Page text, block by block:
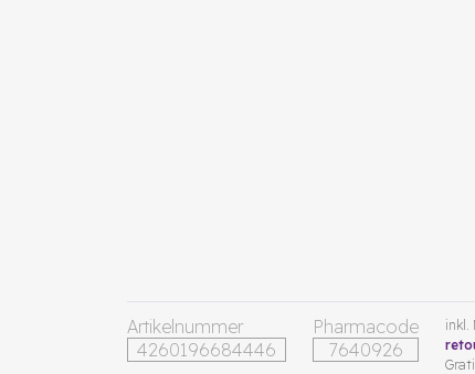
Artikelnummer
4260196684446
Pharmacode
7640926
inkl.